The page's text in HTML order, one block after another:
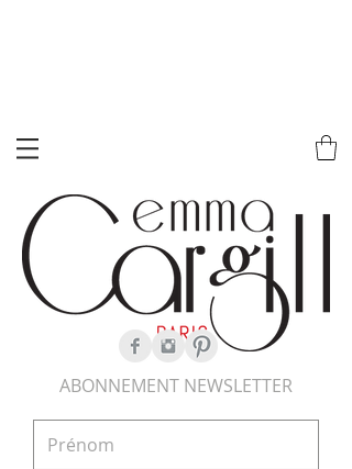
ABONNEMENT NEWSLETTER